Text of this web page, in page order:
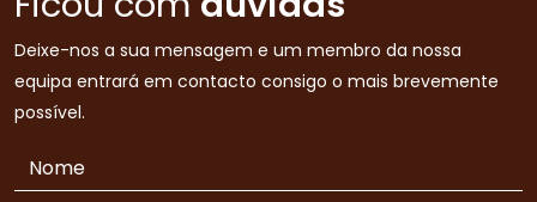
Deixe-nos a sua mensagem e um membro da nossa
equipa entrará em contacto consigo o mais brevemente
possível.